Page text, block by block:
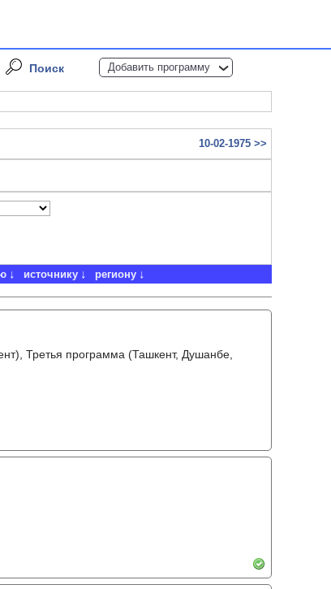
Поиск Добавить программу
10-02-1975 >>
источнику региону
Третья программа (Ташкент, Душанбе,